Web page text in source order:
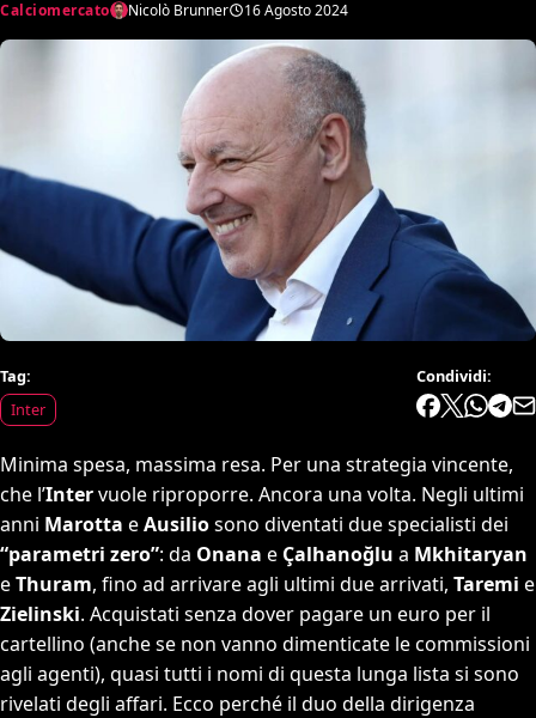
Calciomercato Nicolò Brunner 16 Agosto 2024
Tag:
Inter
Condividi:
Minima spesa, massima resa. Per una strategia vincente,
che l’Intervuole riproporre. Ancora una volta. Negli ultimi
anni Marotta eAusiliosono diventati due specialisti dei
“parametri zero”: da Onana e Çalhanoğlu a Mkhitaryan
eThuram, fino ad arrivare agli ultimi due arrivati, Taremi e
Zielinski. Acquistati senza dover pagare un euro per il
cartellino (anche se non vanno dimenticate le commissioni
agli agenti), quasi tutti i nomi di questa lunga lista si sono
rivelati degli affari. Ecco perché il duo della dirigenza